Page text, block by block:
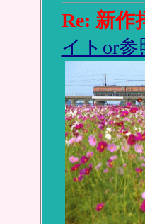
Re: 新作
イトor参